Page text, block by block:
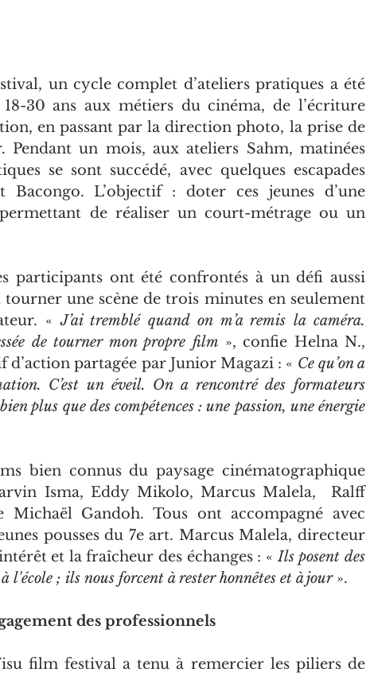
un cycle complet d’ateliers pratiques a été
30 ans aux métiers du cinéma, de l’écriture
en passant par la direction photo, la prise de
Pendant un mois, aux ateliers Sahm, matinées
se sont succédé, avec quelques escapades
Bacongo. L’objectif : doter ces jeunes d’une
de réaliser un court-métrage ou un
participants ont été confrontés à un défi aussi
une scène de trois minutes en seulement
« J’ai tremblé quand on m’a remis la caméra.
de tourner mon propre film », confie Helna N.,
d’action partagée par Junior Magazi : « Ce qu’on a
C’est un éveil. On a rencontré des formateurs
plus que des compétences : une passion, une énergie
bien connus du paysage cinématographique
Isma, Eddy Mikolo, Marcus Malela,  Ralff
Gandoh. Tous ont accompagné avec
pousses du 7e art. Marcus Malela, directeur
et la fraîcheur des échanges : « Ils posent des
l'école ; ils nous forcent à rester honnêtes et à jour ».
des professionnels
film festival a tenu à remercier les piliers de